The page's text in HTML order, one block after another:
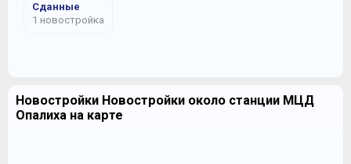
Сданные
1 новостройка
Новостройки Новостройки около станции МЦД
Опалиха на карте